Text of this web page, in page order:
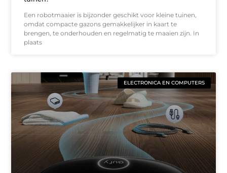
Een robotmaaier is bijzonder geschikt voor kleine tuinen,
omdat compacte gazons gemakkelijker in kaart te
brengen, te onderhouden en regelmatig te maaien zijn. In
plaats
ELECTRONICA EN COMPUTERS